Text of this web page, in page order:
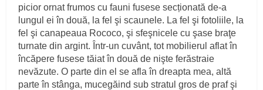
picior ornat frumos cu fauni fusese secționată de‑a
lungul ei în două, la fel şi scaunele. La fel şi fotoliile, la
fel şi canapeaua Rococo, şi sfeşnicele cu şase braţe
turnate din argint. Într‑un cuvânt, tot mobilierul aflat în
încăpere fusese tăiat în două de nişte ferăstraie
nevăzute. O parte din el se afla în dreapta mea, altă
parte în stânga, mucegăind sub stratul gros de praf şi